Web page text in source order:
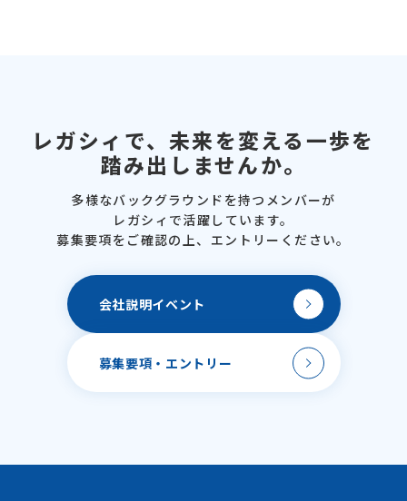
レガシィで、未来を変える一歩を
踏み出しませんか。
多様なバックグラウンドを持つメンバーが
レガシィで活躍しています。
募集要項をご確認の上、 エントリーください。
会社説明イベント
募集要項・ エントリー